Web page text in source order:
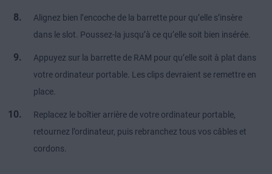
Alignez bien l’encoche de la barrette pour qu’elle s’insère
dans le slot. Poussez-la jusqu’à ce qu’elle soit bien insérée.
Appuyez sur la barrette de RAM pour qu’elle soit à plat dans
votre ordinateur portable. Les clips devraient se remettre en
place.
Replacez le boîtier arrière de votre ordinateur portable,
retournez l’ordinateur, puis rebranchez tous vos câbles et
cordons.